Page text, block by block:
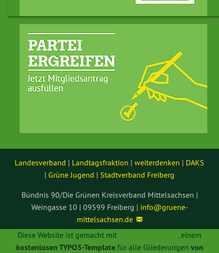
Landesverband | Landtagsfraktion | weiterdenken | DAKS
| Grüne Jugend | Stadtverband Freiberg
Bündnis 90/Die Grünen Kreisverband Mittelsachsen |
Weingasse 10 | 09599 Freiberg | info@gruene-
mittelsachsen.de
Diese Website ist gemacht mit
, einem
kostenlosen TYPO3-Templatefür alle Gliederungen von